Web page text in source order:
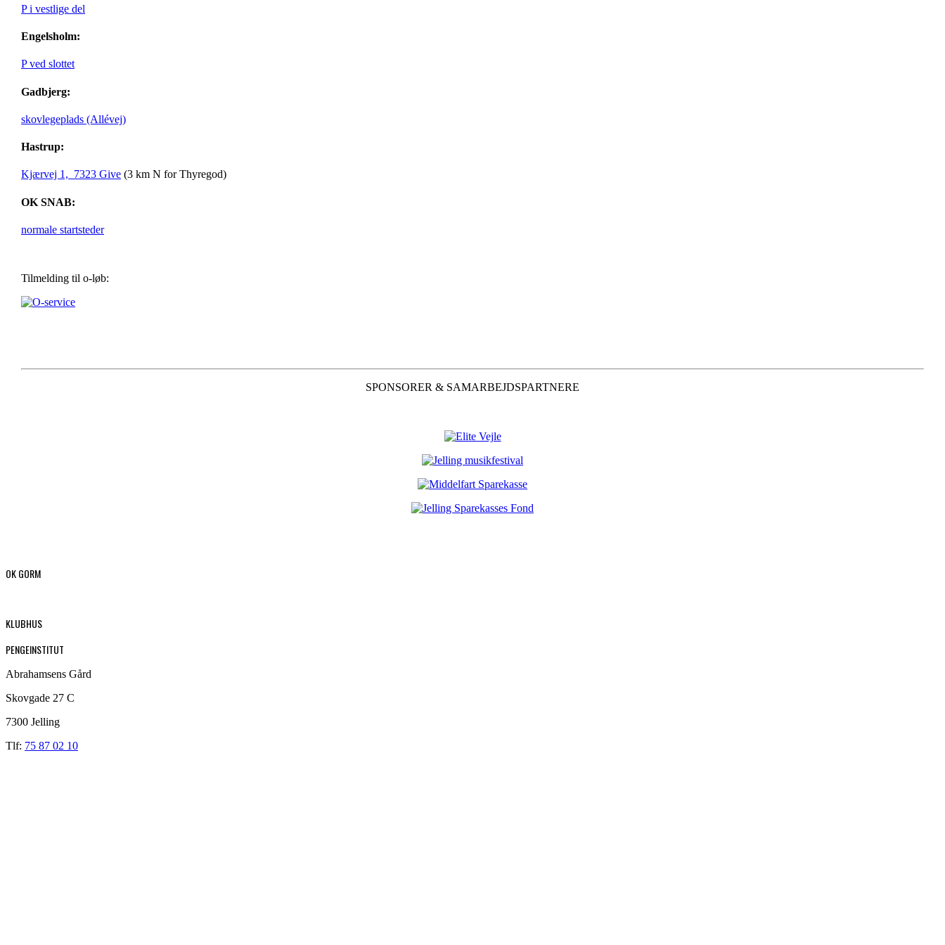
P i vestlige del
Engelsholm:
P ved slottet
Gadbjerg:
skovlegeplads (Allévej)
Hastrup:
Kjærvej 1, 7323 Give (3 km N for Thyregod)
OK SNAB:
normale startsteder
Tilmelding til o-løb:
SPONSORER & SAMARBEJDSPARTNERE
OK GORM
KLUBHUS
PENGEINSTITUT
Abrahamsens Gård
Skovgade 27 C
7300 Jelling
Tlf: 75 87 02 10